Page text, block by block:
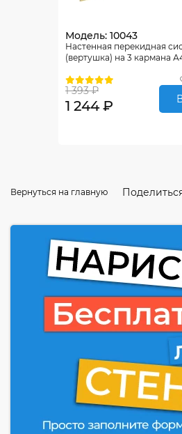
Модель: 10043
Настенная перекидная
(вертушка) на 3 кармана
1 393 ₽
1 244 ₽
Вернуться на главную